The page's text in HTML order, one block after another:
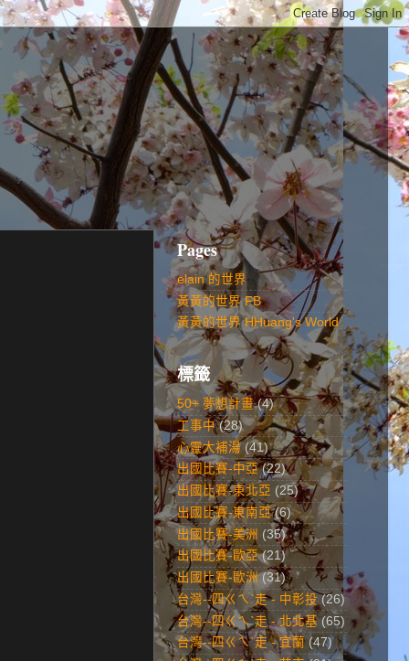
Pages
elain 的世界
黃黃的世界 FB
黃黃的世界 HHuang's World
標籤
50+ 夢想計畫 (4)
工事中 (28)
心靈大補湯 (41)
出國比賽-中亞 (22)
出國比賽-東北亞 (25)
出國比賽-東南亞 (6)
出國比賽-美洲 (35)
出國比賽-歐亞 (21)
出國比賽-歐洲 (31)
台灣--四ㄍㄟˋ走 - 中彰投 (26)
台灣--四ㄍㄟˋ走 - 北北基 (65)
台灣--四ㄍㄟˋ走 - 宜蘭 (47)